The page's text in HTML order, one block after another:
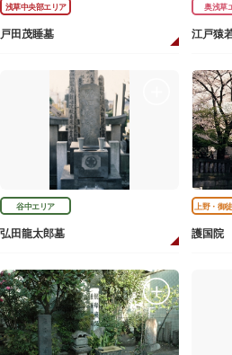
浅草中央部エリア
戸田茂睡墓
奥浅草
江戸猿
谷中エリア
弘田龍太郎墓
上野・御
護国院